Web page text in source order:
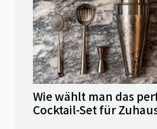
Wie wählt man das
Cocktail-Set für